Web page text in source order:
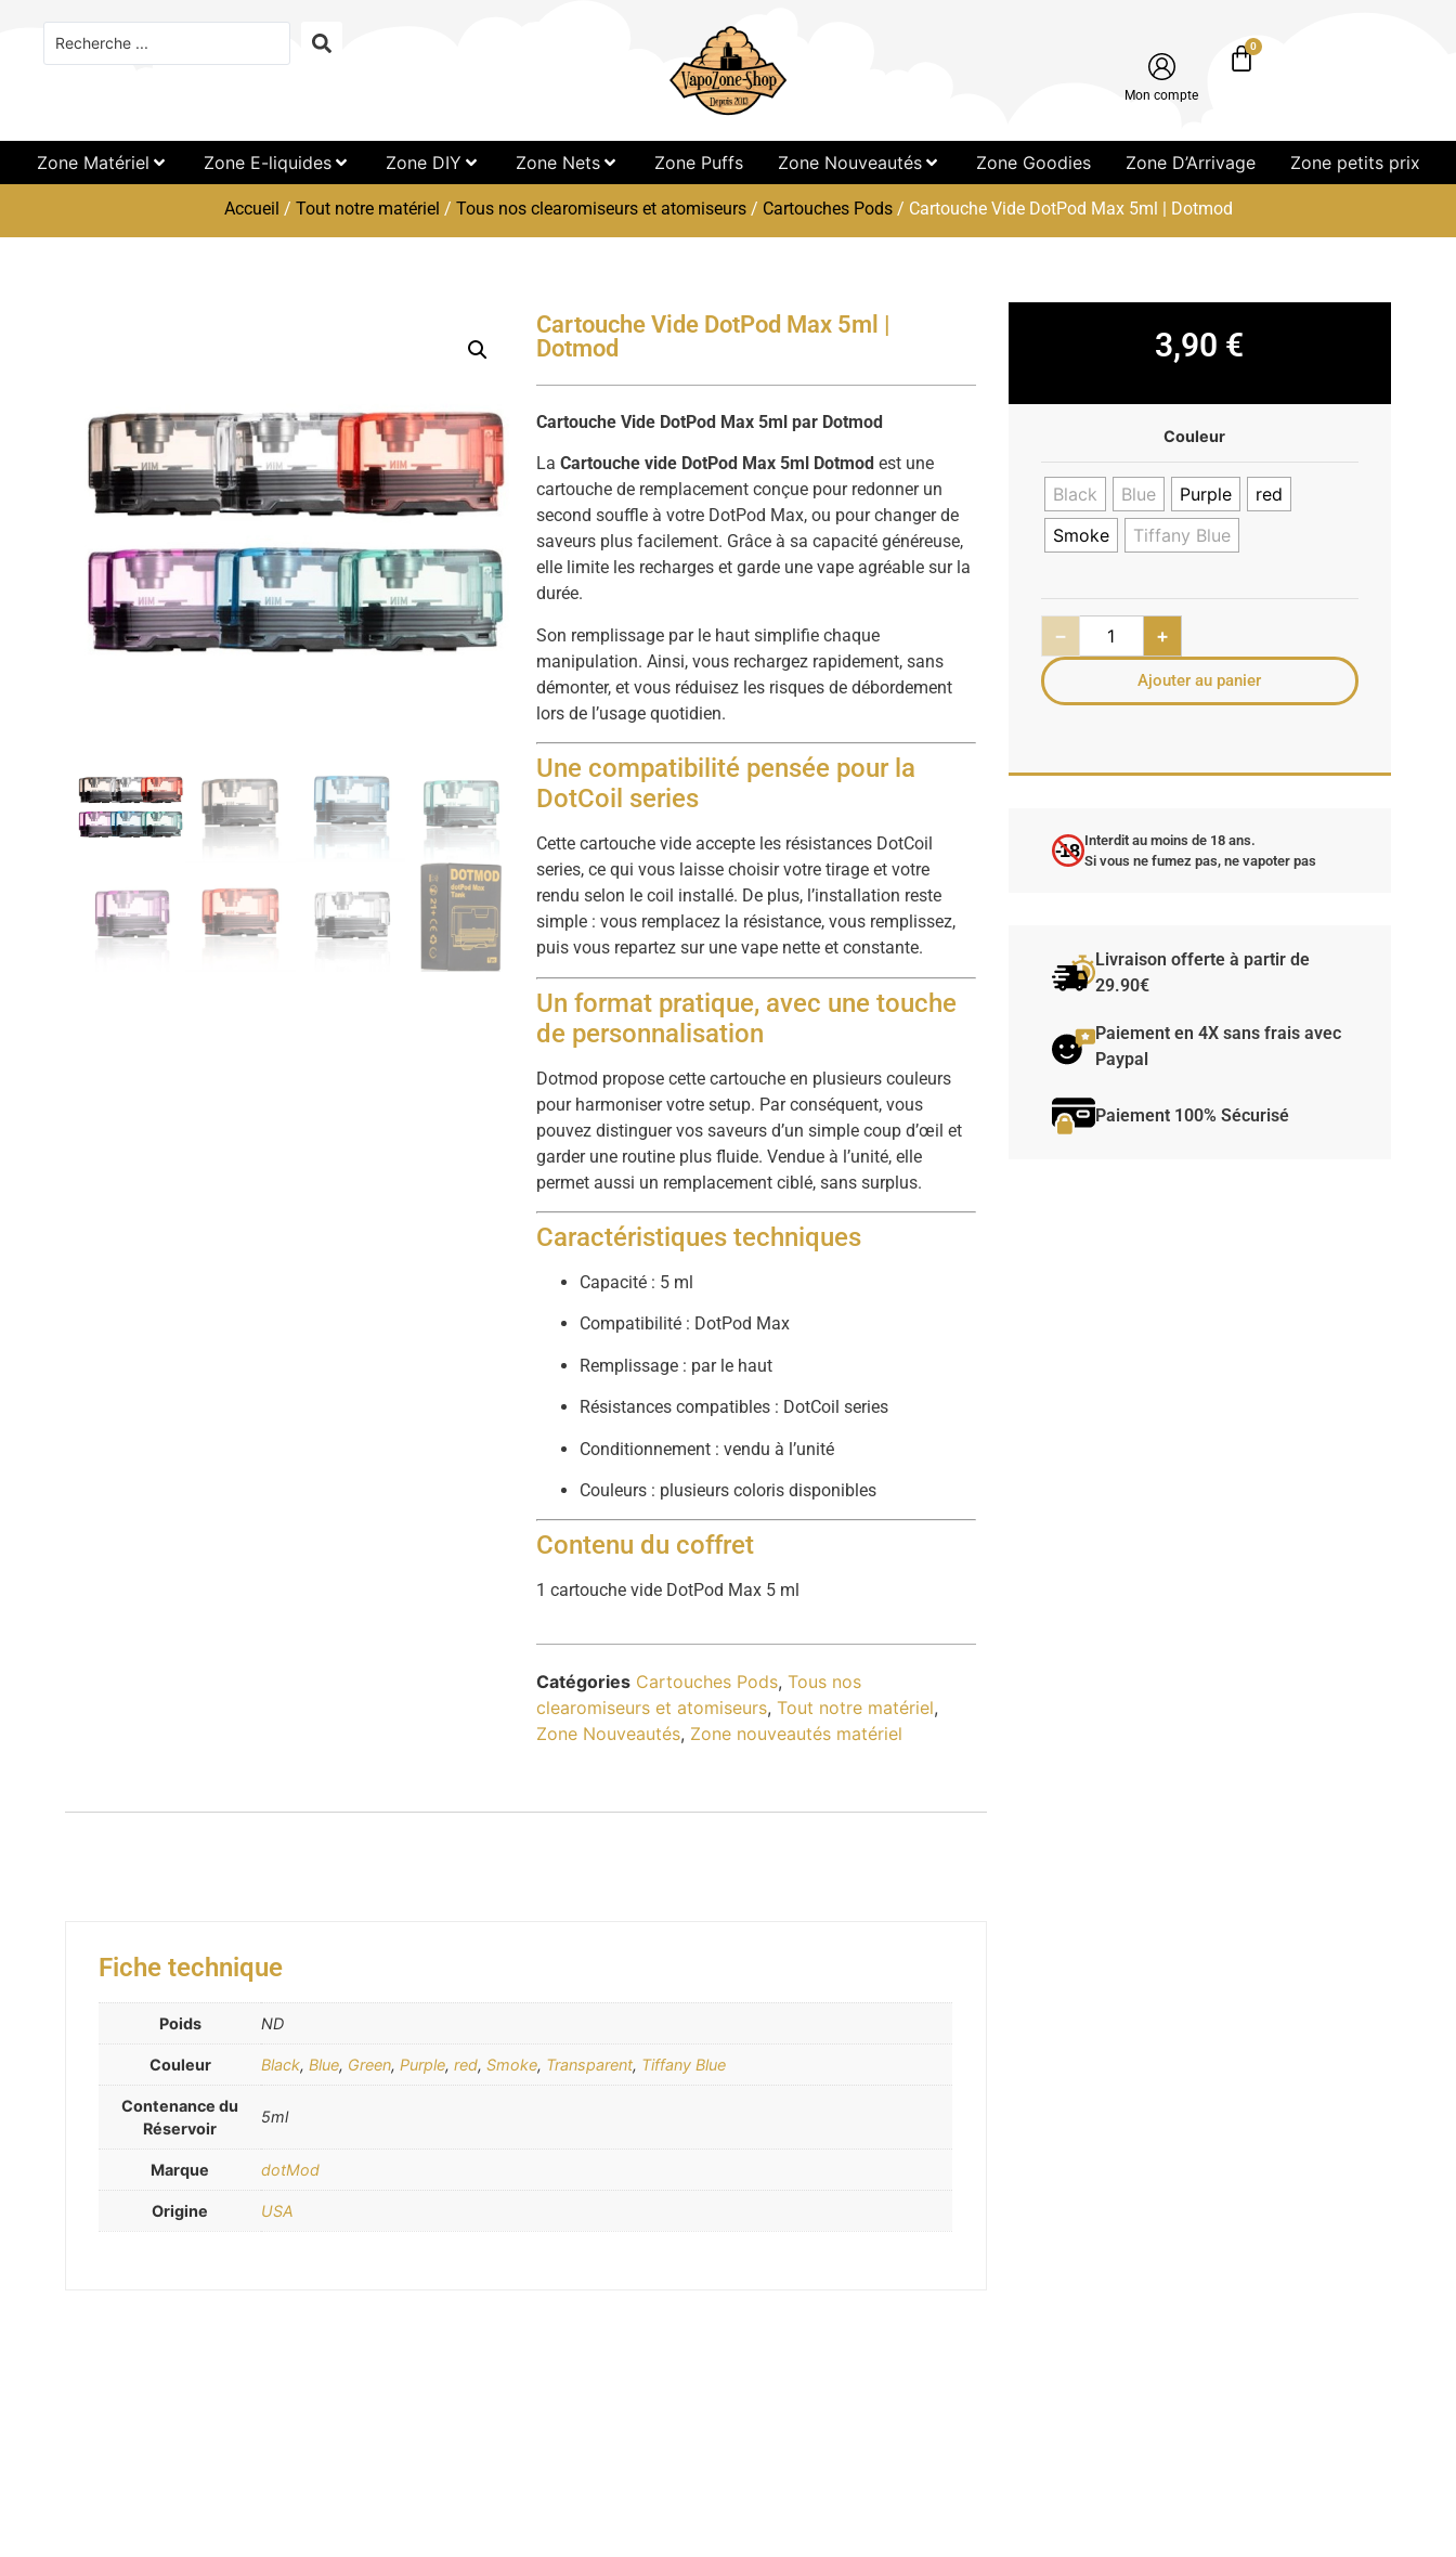
Mon compte
0
Zone Matériel Zone E-liquides Zone DIY Zone Nets Zone Puffs Zone Nouveautés Zone Goodies Zone D’Arrivage Zone petits prix
Accueil / Tout notre matériel / Tous nos clearomiseurs et atomiseurs/ Cartouches Pods/ Cartouche Vide DotPod Max 5ml | Dotmod
Cartouche Vide DotPod Max 5ml |
Dotmod
Cartouche Vide DotPod Max 5ml par Dotmod
LaCartouche vide DotPod Max 5ml Dotmod est une
cartouche de remplacement conçue pour redonner un
second souffle à votre DotPod Max, ou pour changer de
saveurs plus facilement. Grâce à sa capacité généreuse,
elle limite les recharges et garde une vape agréable sur la
durée.
Son remplissage par le haut simplifie chaque
manipulation. Ainsi, vous rechargez rapidement, sans
démonter, et vous réduisez les risques de débordement
lors de l’usage quotidien.
Une compatibilité pensée pour la
DotCoil series
Cette cartouche vide accepte les résistances DotCoil
series, ce qui vous laisse choisir votre tirage et votre
rendu selon le coil installé. De plus, l’installation reste
simple : vous remplacez la résistance, vous remplissez,
puis vous repartez sur une vape nette et constante.
Un format pratique, avec une touche
de personnalisation
Dotmod propose cette cartouche en plusieurs couleurs
pour harmoniser votre setup. Par conséquent, vous
pouvez distinguer vos saveurs d’un simple coup d’œil et
garder une routine plus fluide. Vendue à l’unité, elle
permet aussi un remplacement ciblé, sans surplus.
Caractéristiques techniques
Capacité : 5 ml
Compatibilité : DotPod Max
Remplissage : par le haut
Résistances compatibles : DotCoil series
Conditionnement : vendu à l’unité
Couleurs : plusieurs coloris disponibles
Contenu du coffret
1 cartouche vide DotPod Max 5 ml
Catégories Cartouches Pods,Tous nos
clearomiseurs et atomiseurs,Tout notre matériel,
Zone Nouveautés, Zone nouveautés matériel
Fiche technique
Poids ND
Couleur Black, Blue, Green, Purple, red, Smoke, Transparent, Tiffany Blue
Contenance du
Réservoir
5ml
Marque dotMod
Origine USA
3,90 €
Couleur
Black Blue Purple
red
Smoke
Tiffany Blue
− +
Ajouter au panier
-18 Interdit au moins de 18 ans.
Si vous ne fumez pas, ne vapoter pas
Livraison offerte à partir de
29.90€
Paiement en 4X sans frais avec
Paypal
Paiement 100% Sécurisé